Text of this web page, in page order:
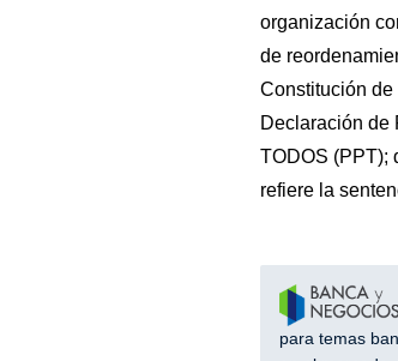
organización
de
Constitución
Declaración de
TODOS (PPT);
refiere la
para temas